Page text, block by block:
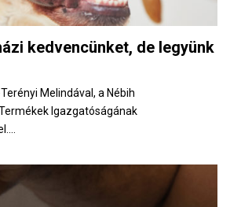
kedvencünket, de legyünk
Melindával, a Nébih
Igazgatóságának